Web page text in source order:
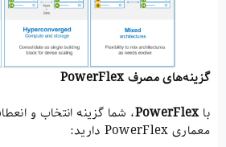
گزینه‌های مصرفPowerFlex
باPowerFlex، شما گزینه انتخاب و
معماری PowerFlex دارید: